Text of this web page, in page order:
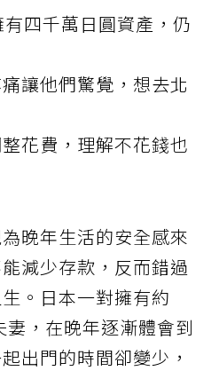
四千萬日圓資產，仍
讓他們驚覺，想去北
花費，理解不花錢也
晚年生活的安全感來
減少存款，反而錯過
。日本一對擁有約
，在晚年逐漸體會到
出門的時間卻變少，